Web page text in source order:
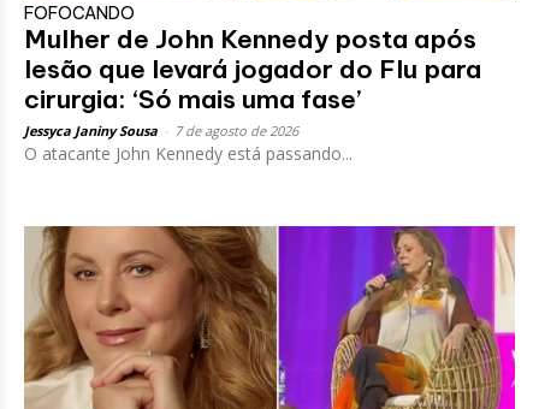
FOFOCANDO
Mulher de John Kennedy posta após
lesão que levará jogador do Flu para
cirurgia: ‘Só mais uma fase’
Jessyca Janiny Sousa 7 de agosto de 2026
O atacante John Kennedy está passando...